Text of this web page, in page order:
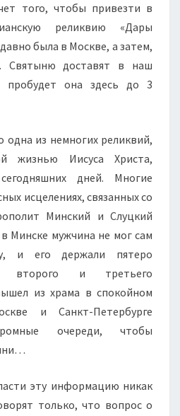
того, чтобы привезти в
реликвию «Дары
была в Москве, а затем,
Святыню доставят в наш
пробудет она здесь до 3
одна из немногих реликвий,
жизнью Иисуса Христа,
дней. Многие
исцелениях, связанных со
Минский и Слуцкий
в Минске мужчина не мог сам
и его держали пятеро
второго и третьего
из храма в спокойном
и Санкт-Петербурге
очереди, чтобы
эту информацию никак
только, что вопрос о